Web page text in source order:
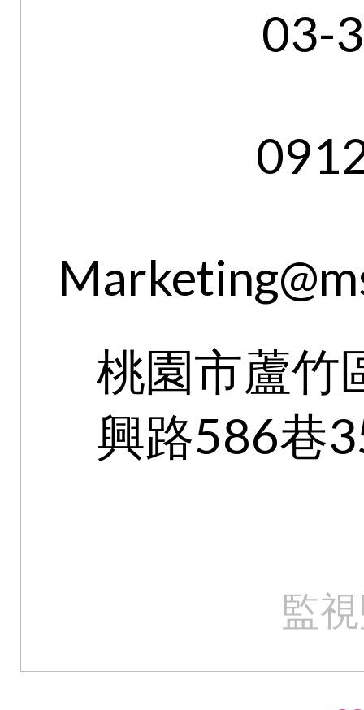
03-
桃園市蘆竹
興路586巷
監